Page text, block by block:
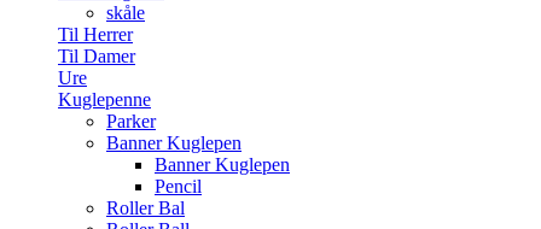
skåle
Til Herrer
Til Damer
Ure
Kuglepenne
Parker
Banner Kuglepen
Banner Kuglepen
Pencil
Roller Bal